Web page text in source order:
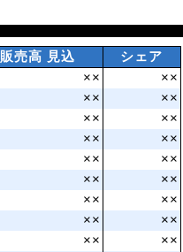
販売高 見込
シェア
××
××
××
××
××
××
××
××
××
××
××
××
××
××
××
××
××
××